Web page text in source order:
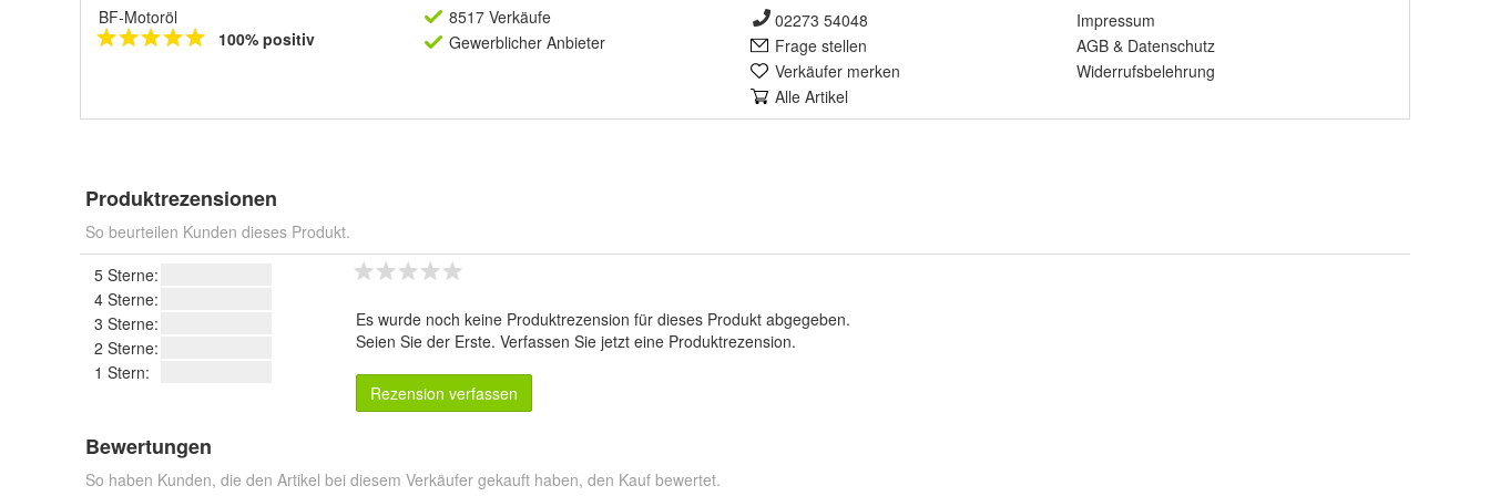
BF-Motoröl
100% positiv
8517 Verkäufe
Gewerblicher Anbieter
02273 54048
Frage stellen
Verkäufer merken
Alle Artikel
Impressum
AGB & Datenschutz
Widerrufsbelehrung
Produktrezensionen
So beurteilen Kunden dieses Produkt.
5 Sterne:
4 Sterne:
3 Sterne:
2 Sterne:
1 Stern:
Es wurde noch keine Produktrezension für dieses Produkt abgegeben.
Seien Sie der Erste. Verfassen Sie jetzt eine Produktrezension.
Rezension verfassen
Bewertungen
So haben Kunden, die den Artikel bei diesem Verkäufer gekauft haben, den Kauf bewertet.